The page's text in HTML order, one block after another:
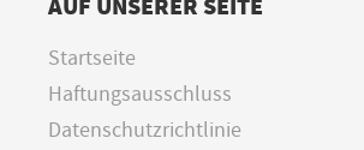
Startseite
Haftungsausschluss
Datenschutzrichtlinie